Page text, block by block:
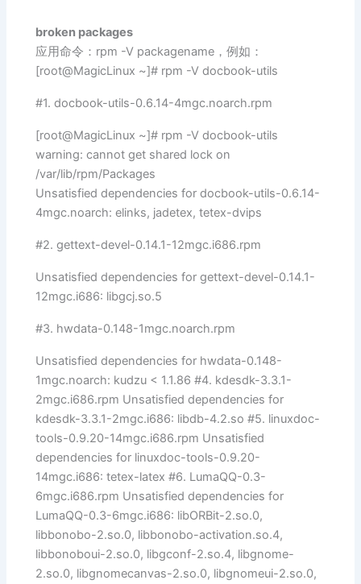
broken packages
应用命令：rpm -V packagename，例如：
[root@MagicLinux ~]# rpm -V docbook-utils
#1. docbook-utils-0.6.14-4mgc.noarch.rpm
[root@MagicLinux ~]# rpm -V docbook-utils
warning: cannot get shared lock on
/var/lib/rpm/Packages
Unsatisfied dependencies for docbook-utils-0.6.14-
4mgc.noarch: elinks, jadetex, tetex-dvips
#2. gettext-devel-0.14.1-12mgc.i686.rpm
Unsatisfied dependencies for gettext-devel-0.14.1-
12mgc.i686: libgcj.so.5
#3. hwdata-0.148-1mgc.noarch.rpm
Unsatisfied dependencies for hwdata-0.148-
1mgc.noarch: kudzu < 1.1.86 #4. kdesdk-3.3.1-
2mgc.i686.rpm Unsatisfied dependencies for
kdesdk-3.3.1-2mgc.i686: libdb-4.2.so #5. linuxdoc-
tools-0.9.20-14mgc.i686.rpm Unsatisfied
dependencies for linuxdoc-tools-0.9.20-
14mgc.i686: tetex-latex #6. LumaQQ-0.3-
6mgc.i686.rpm Unsatisfied dependencies for
LumaQQ-0.3-6mgc.i686: libORBit-2.so.0,
libbonobo-2.so.0, libbonobo-activation.so.4,
libbonoboui-2.so.0, libgconf-2.so.4, libgnome-
2.so.0, libgnomecanvas-2.so.0, libgnomeui-2.so.0,